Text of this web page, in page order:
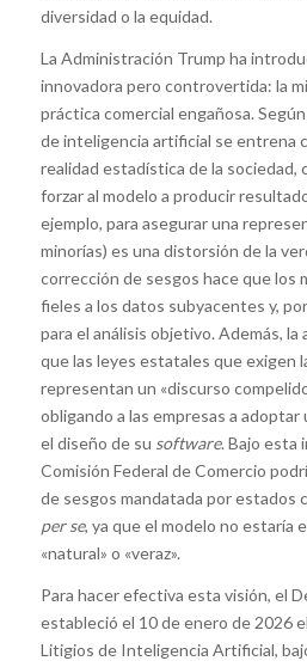
diversidad o la equidad.
La Administración Trump ha
innovadora pero controvertida: la
práctica comercial engañosa.
de inteligencia artificial se entrena
realidad estadística de la
forzar al modelo a producir
ejemplo, para asegurar una
minorías) es una distorsión de la
corrección de sesgos hace que los
fieles a los datos subyacentes y,
para el análisis objetivo. Además,
que las leyes estatales que exigen
representan un «discurso
obligando a las empresas a
el diseño de su software. Bajo esta
Comisión Federal de Comercio
de sesgos mandatada por estados
per se, ya que el modelo no estaría
«natural» o «veraz».
Para hacer efectiva esta visión, el
estableció el 10 de enero de 2026
Litigios de Inteligencia Artificial,